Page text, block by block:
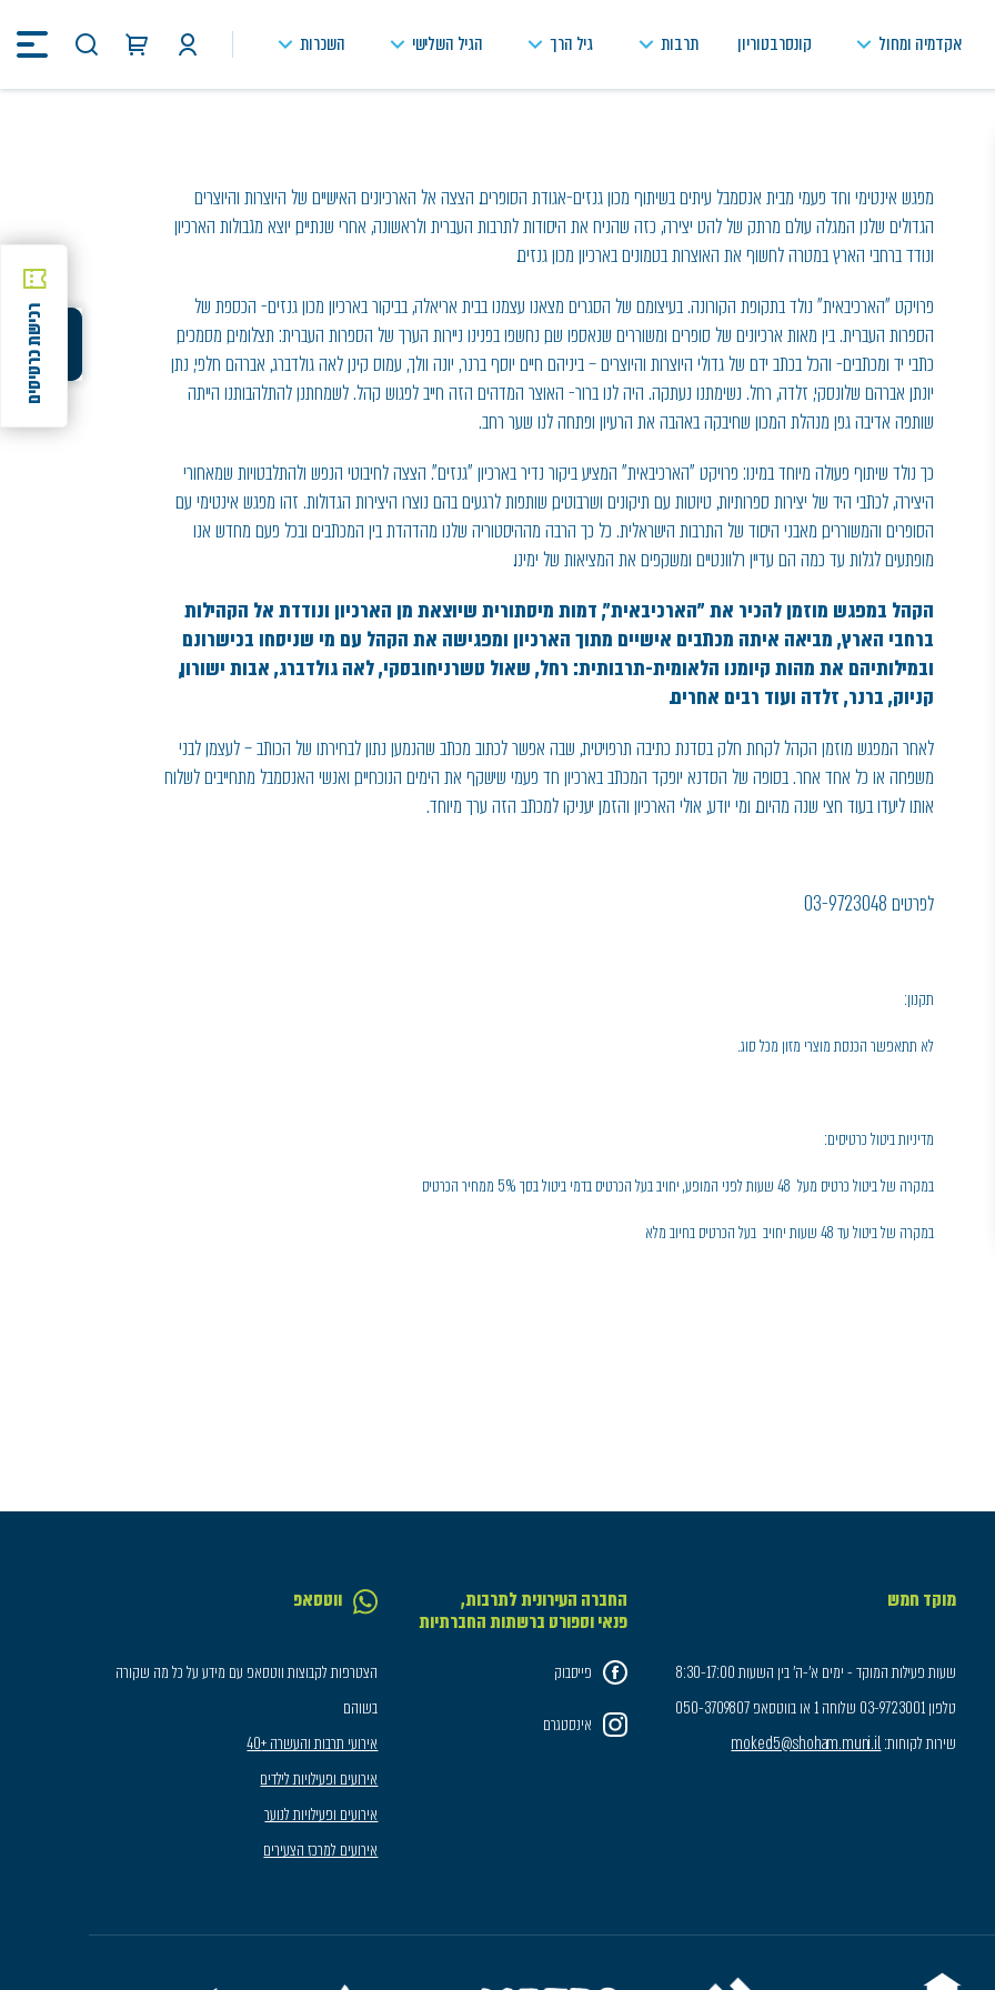
אקדמיה ומחול קונסרבטוריון תרבות גיל הרך הגיל השלישי השכרות
חיפוש
שיתוף
רכישת כרטיסים
שיתוף
מפגש אינטימי וחד פעמי מבית אנסמבל עיתים בשיתוף מכון גנזים-אגודת הסופרים. הצצה אל הארכיונים האישיים של היוצרות והיוצרים
הגדולים שלנו, המגלה עולם מרתק של להט יצירה, כזה שהניח את היסודות לתרבות העברית ולראשונה, אחרי שנתיים, יוצא מגבולות הארכיון
ונודד ברחבי הארץ במטרה לחשוף את האוצרות בטמונים בארכיון מכון גנזים.
פרויקט "הארכיבאית" נולד בתקופת הקורונה. בעיצומם של הסגרים מצאנו עצמנו בבית אריאלה, בביקור בארכיון מכון גנזים- הכספת של
הספרות העברית. בין מאות ארכיונים של סופרים ומשוררים שנאספו שם, נחשפו בפנינו ניירות הערך של הספרות העברית: תצלומים, מסמכים,
כתבי יד ומכתבים- והכל בכתב ידם של גדולי היוצרות והיוצרים – ביניהם חיים יוסף ברנר, יונה וולך, עמוס קינן, לאה גולדברג, אברהם חלפי, נתן
יונתן, אברהם שלונסקי, זלדה, רחל. נשימתנו נעתקה. היה לנו ברור- האוצר המדהים הזה חייב לפגוש קהל. לשמחתנו, להתלהבותנו הייתה
שותפה אדיבה גפן מנהלת המכון שחיבקה באהבה את הרעיון ופתחה לנו שער רחב.
כך נולד שיתוף פעולה מיוחד במינו: פרויקט "הארכיבאית" המציע ביקור נדיר בארכיון "גנזים". הצצה לחיבוטי הנפש ולהתלבטויות שמאחורי
היצירה, לכתבי היד של יצירות ספרותיות, טיוטות עם תיקונים ושרבוטים, שותפות לרגעים בהם נוצרו היצירות הגדולות. זהו מפגש אינטימי עם
הסופרים והמשוררים, מאבני היסוד של התרבות הישראלית. כל כך הרבה מההיסטוריה שלנו מהדהדת בין המכתבים ובכל פעם מחדש אנו
מופתעים לגלות עד כמה הם עדיין רלוונטיים ומשקפים את המציאות של ימינו.
הקהל במפגש מוזמן להכיר את ״הארכיבאית״, דמות מיסתורית שיוצאת מן הארכיון ונודדת אל הקהילות
ברחבי הארץ, מביאה איתה מכתבים אישיים מתוך הארכיון ומפגישה את הקהל עם מי שניסחו בכישרונם
ובמילותיהם את מהות קיומנו הלאומית-תרבותית: רחל, שאול טשרניחובסקי, לאה גולדברג, אבות ישורון,
קניוק, ברנר, זלדה ועוד רבים אחרים.
לאחר המפגש מוזמן הקהל לקחת חלק בסדנת כתיבה תרפויטית, שבה אפשר לכתוב מכתב שהנמען נתון לבחירתו של הכותב – לעצמו, לבני
משפחה או כל אחד אחר. בסופה של הסדנא יופקד המכתב בארכיון חד פעמי שישקף את הימים הנוכחיים, ואנשי האנסמבל מתחייבים לשלוח
אותו ליעדו בעוד חצי שנה מהיום. ומי יודע, אולי הארכיון והזמן, יעניקו למכתב הזה ערך מיוחד.
לפרטים 03-9723048
תקנון:
לא תתאפשר הכנסת מוצרי מזון מכל סוג.
מדיניות ביטול כרטיסים:
במקרה של ביטול כרטיס מעל 48 שעות לפני המופע, יחויב בעל הכרטיס בדמי ביטול בסך 5% ממחיר הכרטיס
במקרה של ביטול עד 48 שעות יחויב בעל הכרטיס בחיוב מלא
מוקד חמש
שעות פעילות המוקד - ימים א'-ה' בין השעות 8:30-17:00
טלפון 03-9723001 שלוחה 1 או בווטסאפ 050-3709807
שירות לקוחות:moked5@shoham.muni.il
החברה העירונית לתרבות,
פנאי וספורט ברשתות החברתיות
פייסבוק
אינסטגרם
ווטסאפ
הצטרפות לקבוצות ווטסאפ עם מידע על כל מה שקורה
בשוהם
אירועי תרבות והעשרה +40
אירועים ופעילויות לילדים
אירועים ופעילויות לנוער
אירועים למרכז הצעירים